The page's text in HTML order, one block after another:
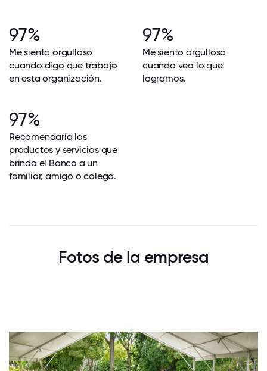
97%
Me siento orgulloso
cuando digo que trabajo
en esta organización.
97%
Me siento orgulloso
cuando veo lo que
logramos.
97%
Recomendaría los
productos y servicios que
brinda el Banco a un
familiar, amigo o colega.
Fotos de la empresa